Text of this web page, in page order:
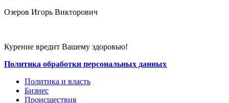
Озеров Игорь Викторович
Курение вредит Вашему здоровью!
Политика обработки персональных данных
Политика и власть
Бизнес
Происшествия